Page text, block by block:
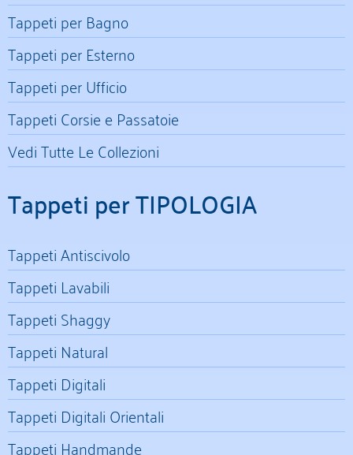
Tappeti per Bagno
Tappeti per Esterno
Tappeti per Ufficio
Tappeti Corsie e Passatoie
Vedi Tutte Le Collezioni
Tappeti per TIPOLOGIA
Tappeti Antiscivolo
Tappeti Lavabili
Tappeti Shaggy
Tappeti Natural
Tappeti Digitali
Tappeti Digitali Orientali
Tappeti Handmande